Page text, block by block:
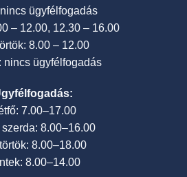
ügyfélfogadás
– 12.00, 12.30 – 16.00
8.00 – 12.00
nincs ügyfélfogadás
7.00–17.00
szerda: 8.00–16.00
8.00–18.00
8.00–14.00